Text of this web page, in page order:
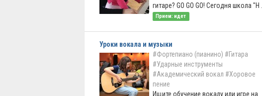
гитаре? GO GO GO! Сегодня школа "Н ...
Прием: идет
Уроки вокала и музыки
#Фортепиано (пианино) #Гитара
#Ударные инструменты
#Академический вокал #Хоровое
пение
Ищите обучение вокалу или игре на